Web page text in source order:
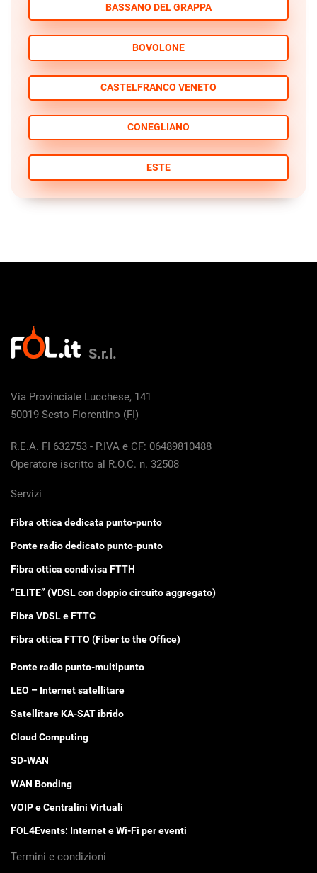
BASSANO DEL GRAPPA
BOVOLONE
CASTELFRANCO VENETO
CONEGLIANO
ESTE
S.r.l.
Via Provinciale Lucchese, 141
50019 Sesto Fiorentino (FI)
R.E.A. FI 632753 - P.IVA e CF: 06489810488
Operatore iscritto al R.O.C. n. 32508
Servizi
Fibra ottica dedicata punto-punto
Ponte radio dedicato punto-punto
Fibra ottica condivisa FTTH
“ELITE” (VDSL con doppio circuito aggregato)
Fibra VDSL e FTTC
Fibra ottica FTTO (Fiber to the Office)
Ponte radio punto-multipunto
LEO – Internet satellitare
Satellitare KA-SAT ibrido
Cloud Computing
SD-WAN
WAN Bonding
VOIP e Centralini Virtuali
FOL4Events: Internet e Wi-Fi per eventi
Termini e condizioni